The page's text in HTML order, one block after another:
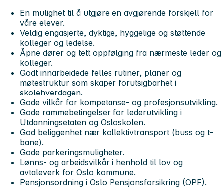
En mulighet til å utgjøre en avgjørende forskjell for
våre elever.
Veldig engasjerte, dyktige, hyggelige og støttende
kolleger og ledelse.
Åpne dører og tett oppfølging fra nærmeste leder og
kolleger.
Godt innarbeidede felles rutiner, planer og
møtestruktur som skaper forutsigbarhet i
skolehverdagen.
Gode vilkår for kompetanse- og profesjonsutvikling.
Gode rammebetingelser for lederutvikling i
Utdanningsetaten og Osloskolen.
God beliggenhet nær kollektivtransport (buss og t-
bane).
Gode parkeringsmuligheter.
Lønns- og arbeidsvilkår i henhold til lov og
avtaleverk for Oslo kommune.
Pensjonsordning i Oslo Pensjonsforsikring (OPF).